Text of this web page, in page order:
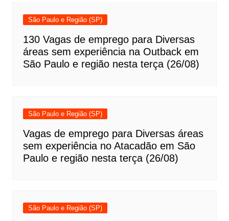
São Paulo e Região (SP)
130 Vagas de emprego para Diversas
áreas sem experiência na Outback em
São Paulo e região nesta terça (26/08)
São Paulo e Região (SP)
Vagas de emprego para Diversas áreas
sem experiência no Atacadão em São
Paulo e região nesta terça (26/08)
São Paulo e Região (SP)